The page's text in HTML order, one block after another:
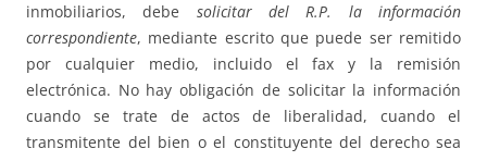
inmobiliarios, debe solicitar del R.P. la información
correspondiente, mediante escrito que puede ser remitido
por cualquier medio, incluido el fax y la remisión
electrónica. No hay obligación de solicitar la información
cuando se trate de actos de liberalidad, cuando el
transmitente del bien o el constituyente del derecho sea